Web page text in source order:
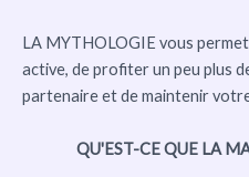
LA MYTHOLOGIE vous
active, de profiter un peu plus
partenaire et de maintenir
QU'EST-CE QUE LA